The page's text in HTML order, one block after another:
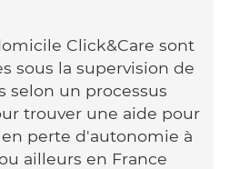
Click&Care sont
sous la supervision de
selon un processus
trouver une aide pour
perte d'autonomie à
ailleurs en France